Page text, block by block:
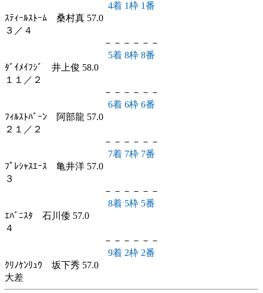
4着 1枠 1番
ｽﾃｨｰﾙｽﾄｰﾑ 桑村真 57.0
３／４
－－－－－－
5着 8枠 8番
ﾀﾞｲﾒｲﾌｼﾞ 井上俊 58.0
１１／２
－－－－－－
6着 6枠 6番
ﾌｨﾙｽﾄﾊﾞｰﾝ 阿部龍 57.0
２１／２
－－－－－－
7着 7枠 7番
ﾌﾟﾚｼｬｽｴｰｽ 亀井洋 57.0
３
－－－－－－
8着 5枠 5番
ｴﾊﾞﾆｽﾀ 石川倭 57.0
４
－－－－－－
9着 2枠 2番
ｸﾘﾉｹﾝﾘｭｳ 坂下秀 57.0
大差